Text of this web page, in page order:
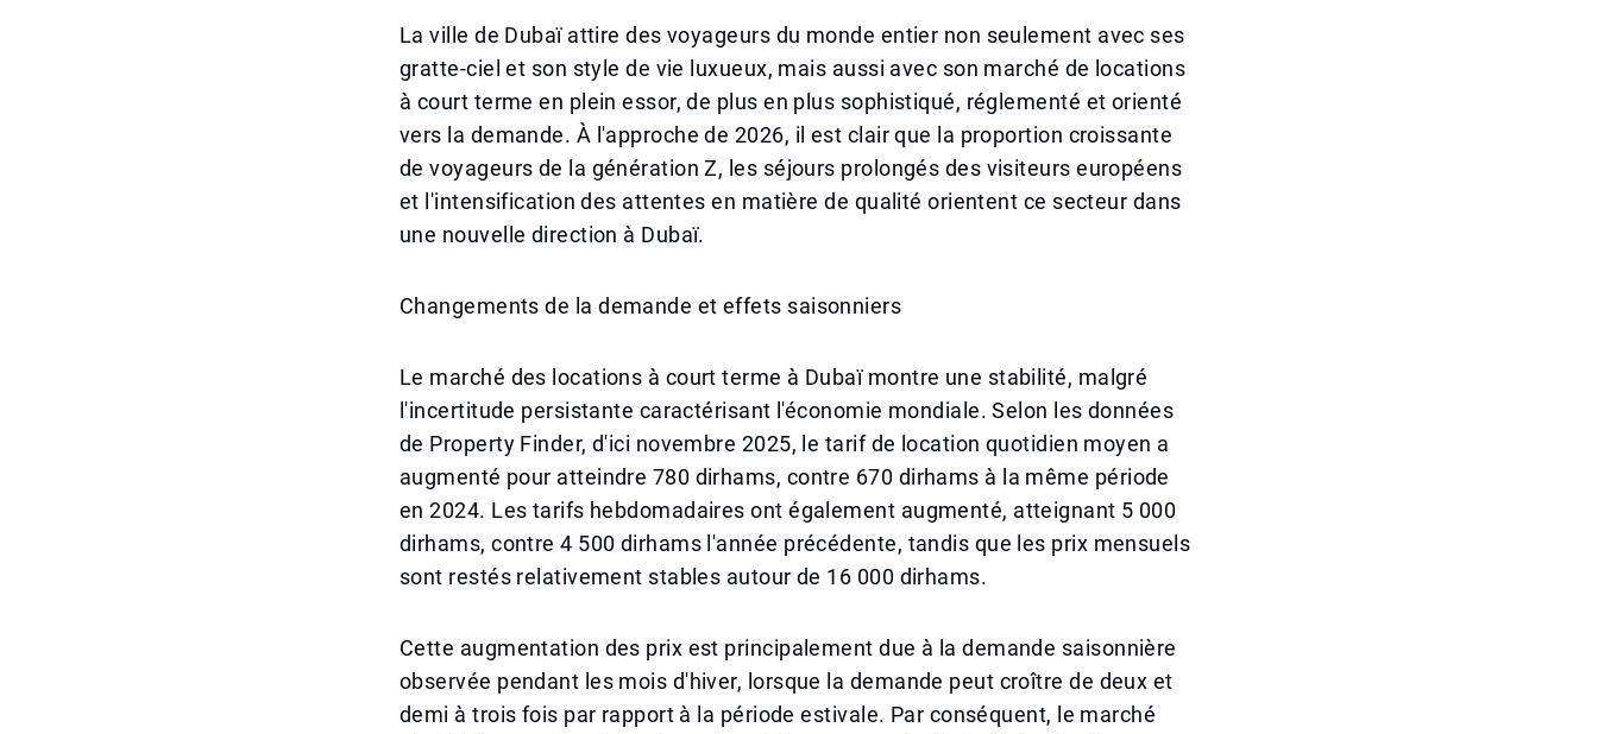
La ville de Dubaï attire des voyageurs du monde entier non seulement avec ses
gratte-ciel et son style de vie luxueux, mais aussi avec son marché de locations
à court terme en plein essor, de plus en plus sophistiqué, réglementé et orienté
vers la demande. À l'approche de 2026, il est clair que la proportion croissante
de voyageurs de la génération Z, les séjours prolongés des visiteurs européens
et l'intensification des attentes en matière de qualité orientent ce secteur dans
une nouvelle direction à Dubaï.
Changements de la demande et effets saisonniers
Le marché des locations à court terme à Dubaï montre une stabilité, malgré
l'incertitude persistante caractérisant l'économie mondiale. Selon les données
de Property Finder, d'ici novembre 2025, le tarif de location quotidien moyen a
augmenté pour atteindre 780 dirhams, contre 670 dirhams à la même période
en 2024. Les tarifs hebdomadaires ont également augmenté, atteignant 5 000
dirhams, contre 4 500 dirhams l'année précédente, tandis que les prix mensuels
sont restés relativement stables autour de 16 000 dirhams.
Cette augmentation des prix est principalement due à la demande saisonnière
observée pendant les mois d'hiver, lorsque la demande peut croître de deux et
demi à trois fois par rapport à la période estivale. Par conséquent, le marché